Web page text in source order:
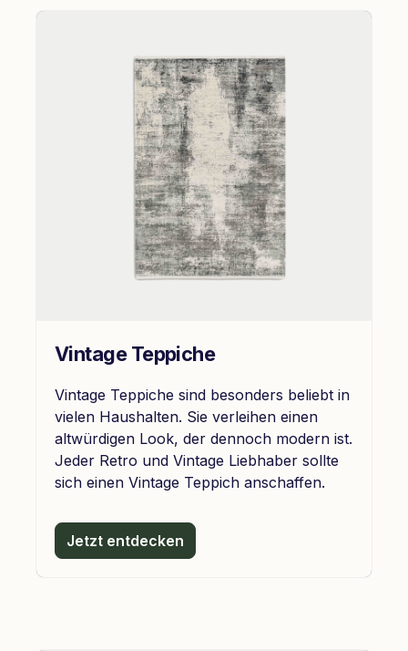
Vintage Teppiche
Vintage Teppiche sind besonders beliebt in
vielen Haushalten. Sie verleihen einen
altwürdigen Look, der dennoch modern ist.
Jeder Retro und Vintage Liebhaber sollte
sich einen Vintage Teppich anschaffen.
Jetzt entdecken